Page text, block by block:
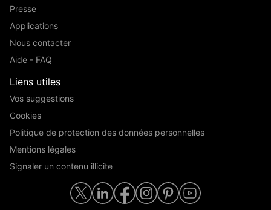
Presse
Applications
Nous contacter
Aide - FAQ
Liens utiles
Vos suggestions
Cookies
Politique de protection des données personnelles
Mentions légales
Signaler un contenu illicite